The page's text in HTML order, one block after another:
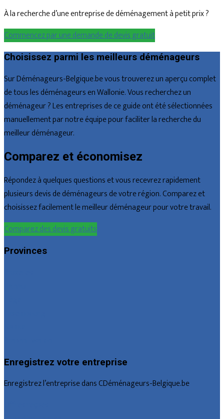
À la recherche d’une entreprise de déménagement à petit prix ?
Commencez par une demande de devis gratuit
Choisissez parmi les meilleurs déménageurs
Sur Déménageurs-Belgique.be vous trouverez un aperçu complet
de tous les déménageurs en Wallonie. Vous recherchez un
déménageur ? Les entreprises de ce guide ont été sélectionnées
manuellement par notre équipe pour faciliter la recherche du
meilleur déménageur.
Comparez et économisez
Répondez à quelques questions et vous recevrez rapidement
plusieurs devis de déménageurs de votre région. Comparez et
choisissez facilement le meilleur déménageur pour votre travail.
Comparez des devis gratuits
Provinces
Enregistrez votre entreprise
Enregistrez l’entreprise dans CDéménageurs-Belgique.be